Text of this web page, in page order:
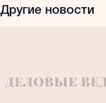
Другие новости